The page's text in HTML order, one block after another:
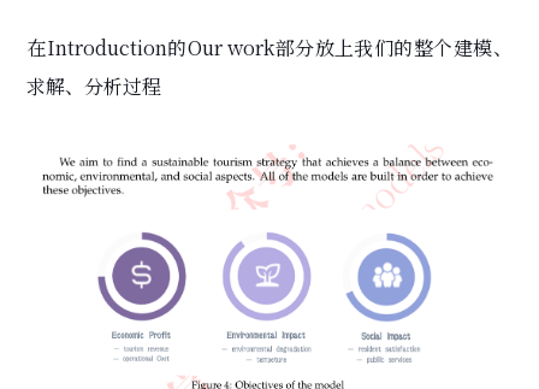
在Introduction的Our work部分放上我们的整个建模、
求解、分析过程